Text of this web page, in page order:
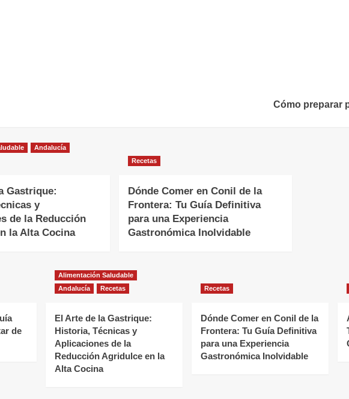
Cómo preparar
Andalucía
Gastrique:
y
de la Reducción
la Alta Cocina
Recetas
Dónde Comer en Conil de la
Frontera: Tu Guía Definitiva
para una Experiencia
Gastronómica Inolvidable
de
Alimentación Saludable
Andalucía
Recetas
El Arte de la Gastrique:
Historia, Técnicas y
Aplicaciones de la
Reducción Agridulce en la
Alta Cocina
Recetas
Dónde Comer en Conil de la
Frontera: Tu Guía Definitiva
para una Experiencia
Gastronómica Inolvidable